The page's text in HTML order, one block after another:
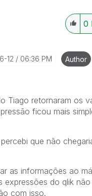
0
12 06:36 PM Author
Tiago retornaram os
ficou mais
que não
as informações ao
do qlik
com isso.